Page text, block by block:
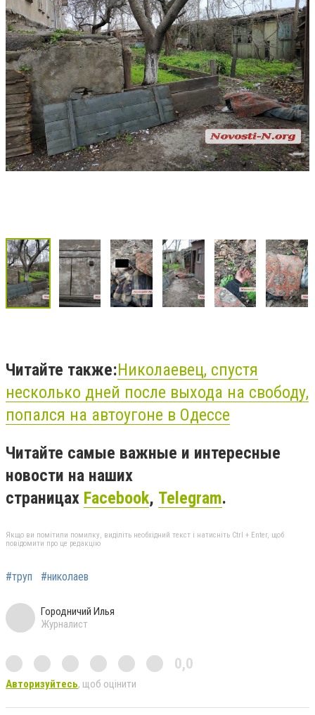
Читайте также:Николаевец, спустя
несколько дней после выхода на свободу,
попался на автоугоне в Одессе
Читайте самые важные и интересные
новости на наших
страницах Facebook, Telegram.
Якщо ви помітили помилку, виділіть необхідний текст і натисніть Ctrl + Enter, щоб
повідомити про це редакцію
#труп #николаев
Городничий Илья
Журналист
0,0
Авторизуйтесь, щоб оцінити